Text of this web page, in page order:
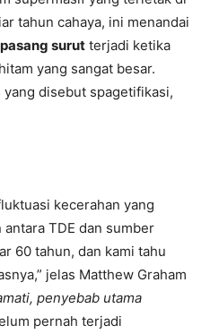
tahun cahaya, ini menandai
surut terjadi ketika
yang sangat besar.
disebut spagetifikasi,
kecerahan yang
TDE dan sumber
60 tahun, dan kami tahu
jelas Matthew Graham
penyebab utama
pernah terjadi